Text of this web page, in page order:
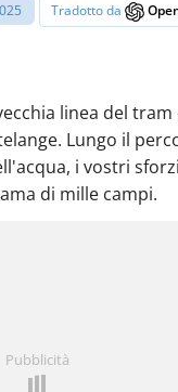
Tradotto da
linea del tram
Lungo il
i vostri
di mille campi.
Pubblicità